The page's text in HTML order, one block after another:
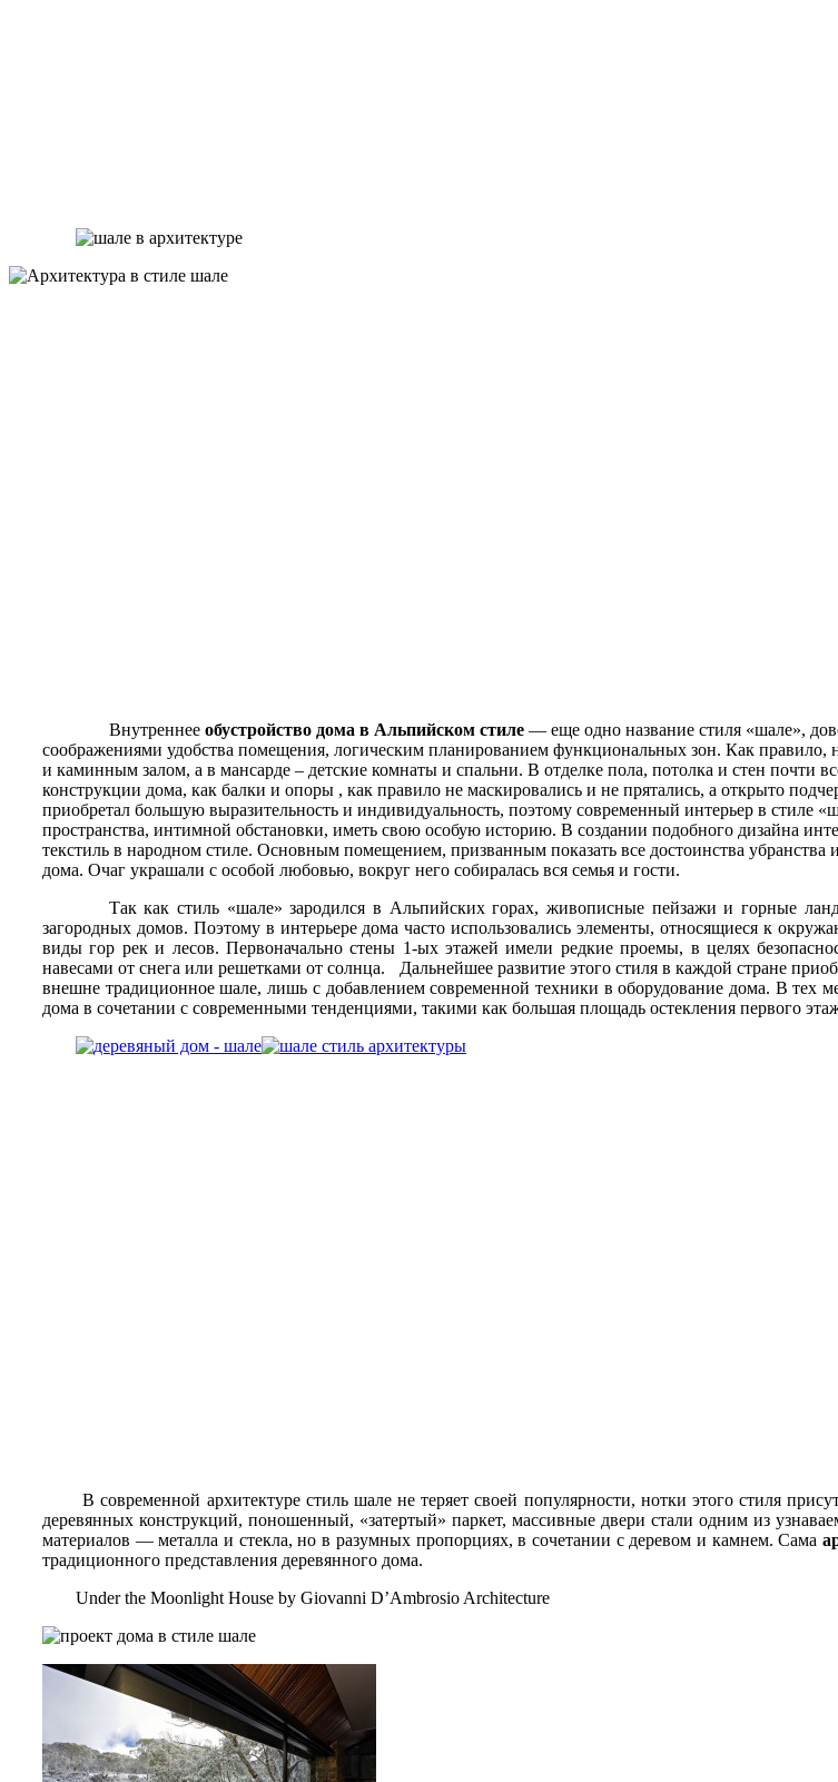
Внутреннее обустройство дома в Альпийском стиле — еще одно название стиля «шале»,
соображениями удобства помещения, логическим планированием функциональных зон. Как правило,
и каминным залом, а в мансарде – детские комнаты и спальни. В отделке пола, потолка и стен почти
конструкции дома, как балки и опоры , как правило не маскировались и не прятались, а открыто
приобретал большую выразительность и индивидуальность, поэтому современный интерьер в стиле
пространства, интимной обстановки, иметь свою особую историю. В создании подобного дизайна
текстиль в народном стиле. Основным помещением, призванным показать все достоинства
дома. Очаг украшали с особой любовью, вокруг него собиралась вся семья и гости.
Так как стиль «шале» зародился в Альпийских горах, живописные пейзажи и горные
загородных домов. Поэтому в интерьере дома часто использовались элементы, относящиеся к
виды гор рек и лесов. Первоначально стены 1-ых этажей имели редкие проемы, в целях
навесами от снега или решетками от солнца. Дальнейшее развитие этого стиля в каждой стране
внешне традиционное шале, лишь с добавлением современной техники в оборудование дома. В тех
дома в сочетании с современными тенденциями, такими как большая площадь остекления первого
В современной архитектуре стиль шале не теряет своей популярности, нотки этого стиля
деревянных конструкций, поношенный, «затертый» паркет, массивные двери стали одним из
материалов — металла и стекла, но в разумных пропорциях, в сочетании с деревом и камнем. Сама
традиционного представления деревянного дома.
Under the Moonlight House by Giovanni D’Ambrosio Architecture